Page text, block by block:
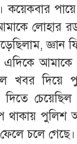
কয়েকবার
লোহার
জ্ঞান
এদিকে
খবর দিয়ে
চেয়েছিল
থাকায় পুলিশ
চলে গেছে।